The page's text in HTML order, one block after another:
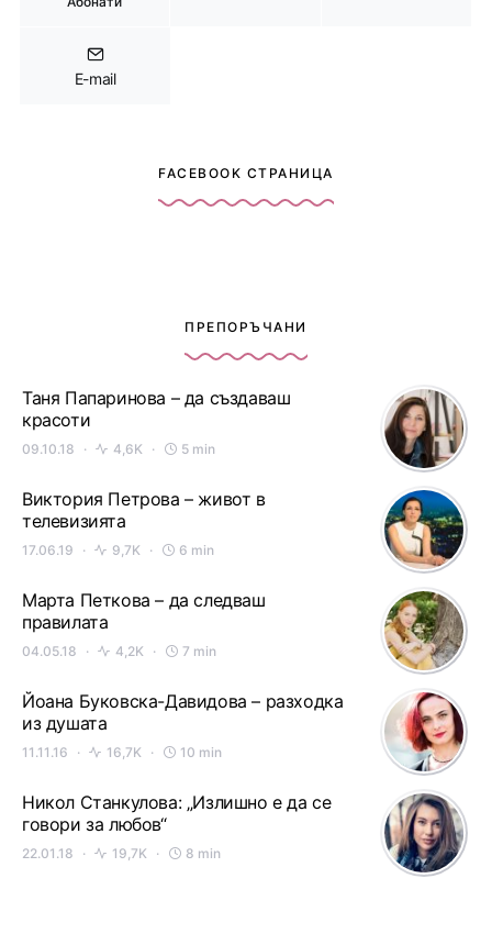
E-mail
FACEBOOK СТРАНИЦА
ПРЕПОРЪЧАНИ
Таня Папаринова – да създаваш
красоти
09.10.18 4,6K 5 min
Виктория Петрова – живот в
телевизията
17.06.19 9,7K 6 min
Марта Петкова – да следваш
правилата
04.05.18 4,2K 7 min
Йоана Буковска-Давидова – разходка
из душата
11.11.16 16,7K 10 min
Никол Станкулова: „Излишно е да се
говори за любов“
22.01.18 19,7K 8 min